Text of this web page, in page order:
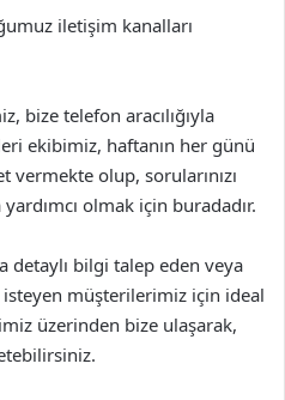
iletişim kanalları
bize telefon aracılığıyla
ekibimiz, haftanın her günü
vermekte olup, sorularınızı
olmak için buradadır.
detaylı bilgi talep eden veya
müşterilerimiz için ideal
üzerinden bize ulaşarak,